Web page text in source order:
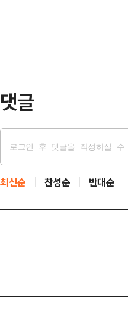
댓글
최신순 찬성순 반대순